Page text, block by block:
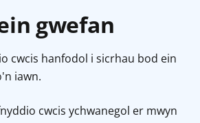
gwefan
cwcis hanfodol i sicrhau bod ein
iawn.
cwcis ychwanegol er mwyn